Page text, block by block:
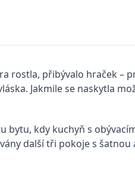
rostla, přibývalo hraček –
Jakmile se naskytla
bytu, kdy kuchyň s
další tři pokoje s šatnou